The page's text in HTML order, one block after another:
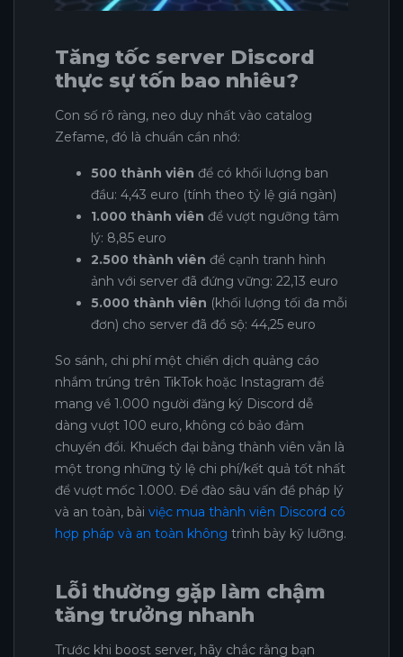
Tăng tốc server Discord
thực sự tốn bao nhiêu?
Con số rõ ràng, neo duy nhất vào catalog
Zefame, đó là chuẩn cần nhớ:
500 thành viên để có khối lượng ban
đầu: 4,43 euro (tính theo tỷ lệ giá ngàn)
1.000 thành viên để vượt ngưỡng tâm
lý: 8,85 euro
2.500 thành viên để cạnh tranh hình
ảnh với server đã đứng vững: 22,13 euro
5.000 thành viên (khối lượng tối đa mỗi
đơn) cho server đã đồ sộ: 44,25 euro
So sánh, chi phí một chiến dịch quảng cáo
nhắm trúng trên TikTok hoặc Instagram để
mang về 1.000 người đăng ký Discord dễ
dàng vượt 100 euro, không có bảo đảm
chuyển đổi. Khuếch đại bằng thành viên vẫn là
một trong những tỷ lệ chi phí/kết quả tốt nhất
để vượt mốc 1.000. Để đào sâu vấn đề pháp lý
và an toàn, bài việc mua thành viên Discord có
hợp pháp và an toàn không trình bày kỹ lưỡng.
Lỗi thường gặp làm chậm
tăng trưởng nhanh
Trước khi boost server, hãy chắc rằng bạn